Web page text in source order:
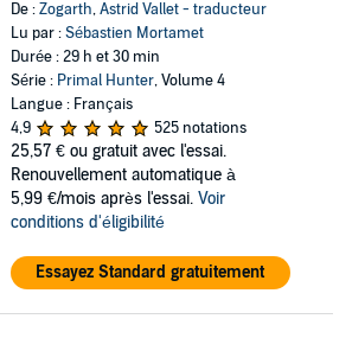
De :Zogarth,Astrid Vallet - traducteur
Lu par :Sébastien Mortamet
Durée : 29 h et 30 min
Série : Primal Hunter, Volume 4
Langue : Français
4,9
525 notations
25,57 € ou gratuit avec l'essai.
Renouvellement automatique à
5,99 €/mois après l'essai. Voir
conditions d'éligibilité
Essayez Standard gratuitement